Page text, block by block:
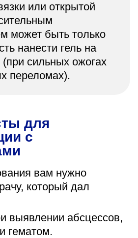
или открытой
может быть только
нанести гель на
сильных ожогах
переломах).
для
с
вам нужно
который дал
выявлении абсцессов,
гематом.